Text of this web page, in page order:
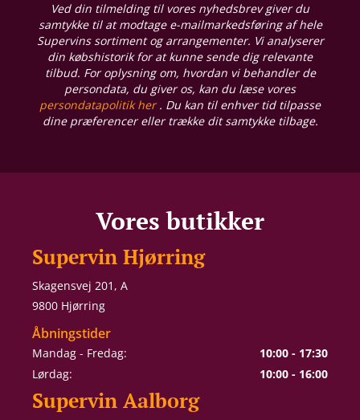
Ved din tilmelding til vores nyhedsbrev giver du
samtykke til at modtage e-mailmarkedsføring af hele
Supervins sortiment og arrangementer. Vi analyserer
din købshistorik for at kunne sende dig relevante
tilbud. For oplysning om, hvordan vi behandler de
persondata, du giver os, kan du læse vores
persondatapolitik her. Du kan til enhver tid tilpasse
dine præferencer eller trække dit samtykke tilbage.
Vores butikker
Supervin Hjørring
Skagensvej 201, A
9800 Hjørring
Åbningstider
Mandag - Fredag:
10:00 - 17:30
Lørdag:
10:00 - 16:00
Supervin Aalborg